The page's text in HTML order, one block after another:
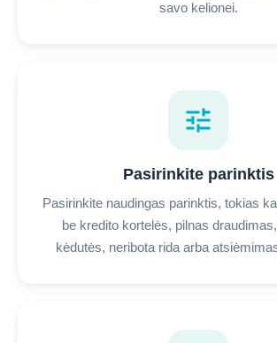
savo kelionei.
tune
Pasirinkite parinktis
Pasirinkite naudingas parinktis, tokias
be kredito kortelės, pilnas
kėdutės, neribota rida arba